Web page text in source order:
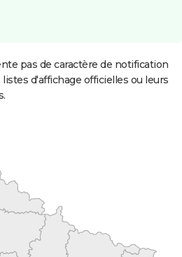
pas de caractère de notification
d'affichage officielles ou leurs